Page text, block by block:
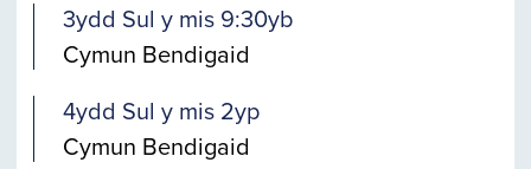
3ydd Sul y mis 9:30yb
Cymun Bendigaid
4ydd Sul y mis 2yp
Cymun Bendigaid